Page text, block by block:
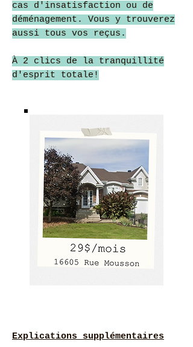
cas d'insatisfaction ou de
déménagement. Vous y trouverez
aussi tous vos reçus.
À 2 clics de la tranquillité
d'esprit totale!
Explications supplémentaires